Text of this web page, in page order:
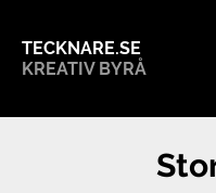
TECKNARE.SE
KREATIV BYRÅ